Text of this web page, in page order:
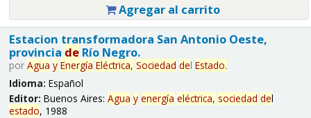
Agregar al carrito
Estacion transformadora San Antonio Oeste,
provincia deRío Negro.
por Agua y Energía Eléctrica, Sociedad del Estado.
Idioma: Español
Editor: Buenos Aires: Agua y energía eléctrica, sociedad del
estado, 1988